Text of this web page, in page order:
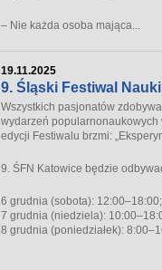
– Nie każda osoba mająca...
19.11.2025
9. Śląski Festiwal
Wszystkich pasjonatów
wydarzeń popularnonaukowych
edycji Festiwalu brzmi:
9. ŚFN Katowice będzie
6 grudnia (sobota): 12:00–18:00;
7 grudnia (niedziela):
8 grudnia (poniedziałek):